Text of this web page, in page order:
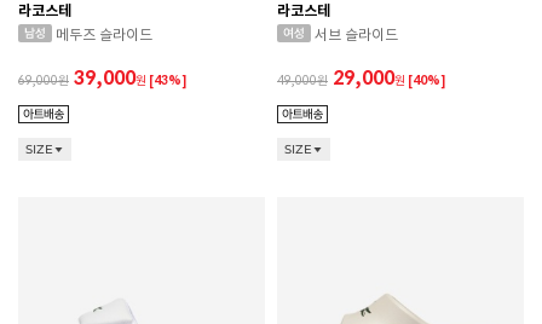
라코스테
메두즈 슬라이드
69,000 39,000원 [43%]
SIZE
라코스테
서브 슬라이드
49,000 29,000원 [40%]
SIZE